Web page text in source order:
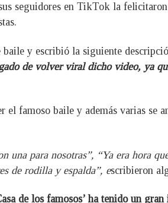
seguidores en TikTok la
y escribió la siguiente
de volver viral dicho video, ya
famoso baile y además varias se
para nosotras”, “Ya era hora
de rodilla y espalda”, escribieron
de los famosos’ ha tenido un